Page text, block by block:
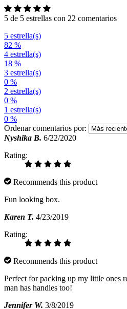
5 de 5 estrellas con 22 comentarios
5 estrella(s)
82 %
4 estrella(s)
18 %
3 estrella(s)
0 %
2 estrella(s)
0 %
1 estrella(s)
0 %
Ordenar comentarios por:
Nyshika B. 6/22/2020
Rating:
Recommends this product
Fun looking box.
Karen T. 4/23/2019
Rating:
Recommends this product
Perfect for packing up my little ones
man has handles too!
Jennifer W. 3/8/2019